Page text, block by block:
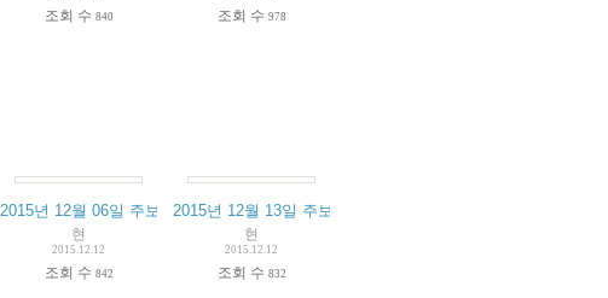
조회 수 840 조회 수 978
2015년 12월 06일 주보
현
2015.12.12
조회 수 842
2015년 12월 13일 주보
현
2015.12.12
조회 수 832